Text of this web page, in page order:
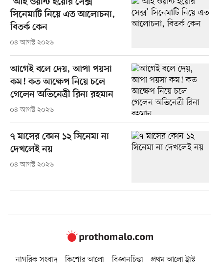
সিনেমাটি নিয়ে এত আলোচনা,
বিতর্ক কেন
০৪ আগস্ট ২০২৬
আগেই বলে দেয়, আপা পয়সা
কম! কত আক্ষেপ নিয়ে চলে
গেলেন অভিনেত্রী রিনা রহমান
০৪ আগস্ট ২০২৬
৭ মাসের কোন ১২ সিনেমা না
দেখলেই নয়
০৪ আগস্ট ২০২৬
নাগরিক সংবাদ কিশোর আলো বিজ্ঞানচিন্তা
প্রথম আলো ট্রাস্ট